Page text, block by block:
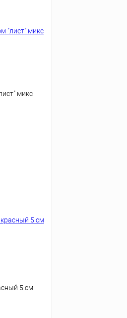
микс
5 см